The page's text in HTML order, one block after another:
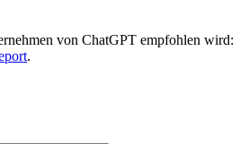
von ChatGPT empfohlen wird:
.